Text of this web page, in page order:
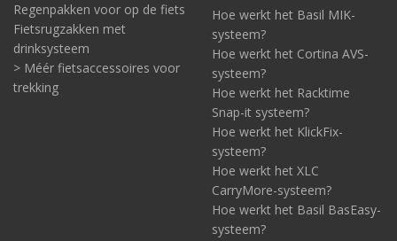
Regenpakken voor op de fiets
Fietsrugzakken met
drinksysteem
> Méér fietsaccessoires voor
trekking
Hoe werkt het Basil MIK-
systeem?
Hoe werkt het Cortina AVS-
systeem?
Hoe werkt het Racktime
Snap-it systeem?
Hoe werkt het KlickFix-
systeem?
Hoe werkt het XLC
CarryMore-systeem?
Hoe werkt het Basil BasEasy-
systeem?